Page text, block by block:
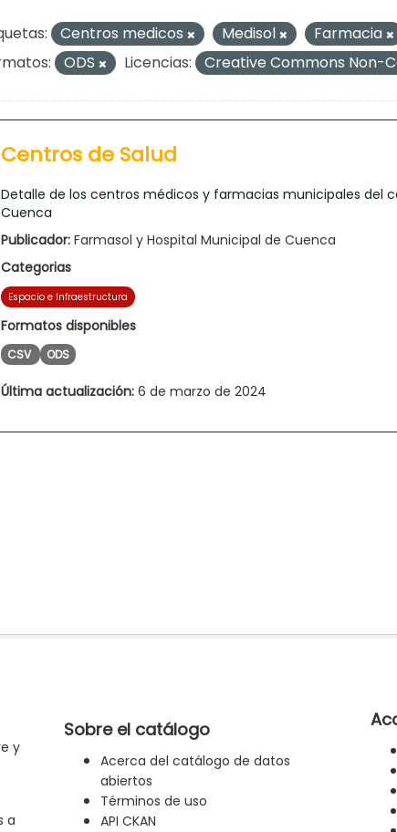
Centros medicos Medisol
Farmacia
ODS Licencias: Creative Commons Non-
Centros de Salud
Detalle de los centros médicos y farmacias municipales del
Cuenca
Publicador: Farmasol y Hospital Municipal de Cuenca
Categorias
Espacio e Infraestructura
Formatos disponibles
CSV ODS
Última actualización: 6 de marzo de 2024
y
a
Sobre el catálogo
Acerca del catálogo de datos
abiertos
Términos de uso
API CKAN